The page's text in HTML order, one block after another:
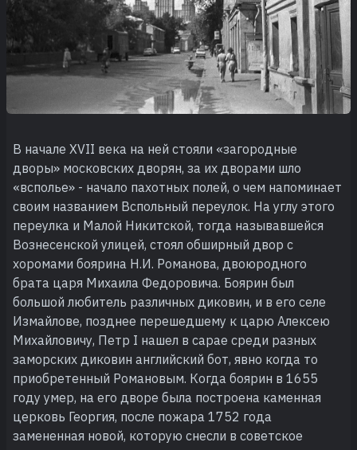
В начале XVII века на ней стояли «загородные
дворы» московских дворян, за их дворами шло
«всполье» - начало пахотных полей, о чем напоминает
своим названием Вспольный переулок. На углу этого
переулка и Малой Никитской, тогда называвшейся
Вознесенской улицей, стоял обширный двор с
хоромами боярина Н.И. Романова, двоюродного
брата царя Михаила Федоровича. Боярин был
большой любитель различных диковин, и в его селе
Измайлове, позднее перешедшему к царю Алексею
Михайловичу, Петр I нашел в сарае среди разных
заморских диковин английский бот, явно когда то
приобретенный Романовым. Когда боярин в 1655
году умер, на его дворе была построена каменная
церковь Георгия, после пожара 1752 года
замененная новой, которую снесли в советское